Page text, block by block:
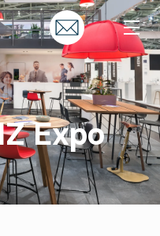
Expo